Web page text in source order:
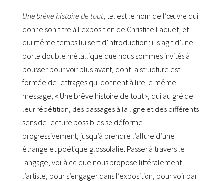
Une brève histoire de tout, tel est le nom de l’œuvre qui
donne son titre à l’exposition de Christine Laquet, et
qui même temps lui sert d’introduction : il s’agit d’une
porte double métallique que nous sommes invités à
pousser pour voir plus avant, dont la structure est
formée de lettrages qui donnent à lire le même
message, « Une brêve histoire de tout », qui au gré de
leur répétition, des passages à la ligne et des différents
sens de lecture possibles se déforme
progressivement, jusqu’à prendre l’allure d’une
étrange et poétique glossolalie. Passer à travers le
langage, voilà ce que nous propose littéralement
l’artiste, pour s’engager dans l’exposition, pour voir par